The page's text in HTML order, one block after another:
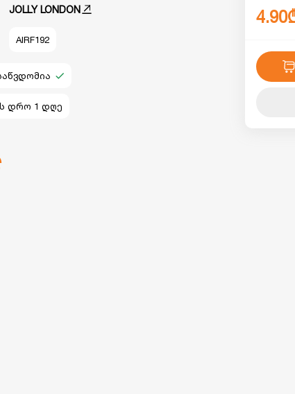
JOLLY LONDON
AIRF192
დრო 1 დღე